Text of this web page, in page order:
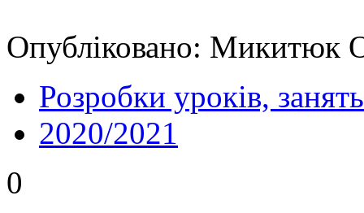
Опубліковано: Микитюк
Розробки уроків, занять
2020/2021
0